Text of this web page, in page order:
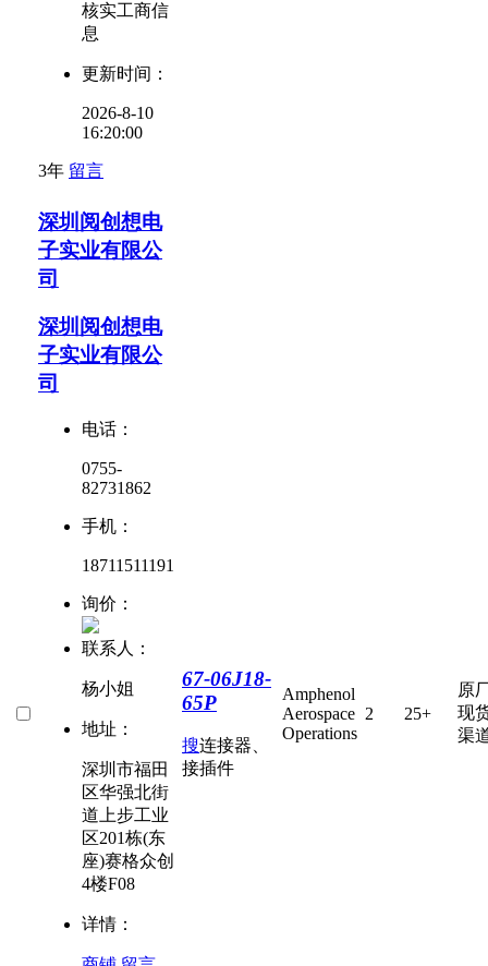
核实工商信
息
更新时间：
2026-8-10
16:20:00
3年 留言
深圳阅创想电
子实业有限公
司
深圳阅创想电
子实业有限公
司
电话：
0755-
82731862
手机：
18711511191
询价：
联系人：
杨小姐
地址：
深圳市福田
区华强北街
道上步工业
区201栋(东
座)赛格众创
4楼F08
详情：
67-06J18-
65P
搜连接器、
接插件
Amphenol
Aerospace
Operations
2 25+
原
现
渠